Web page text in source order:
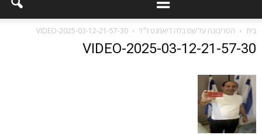
בית הטריבונה על שם בלה דיאמנט ז״ל VIDEO-2025-03-12-21-57-30
VIDEO-2025-03-12-21-57-30